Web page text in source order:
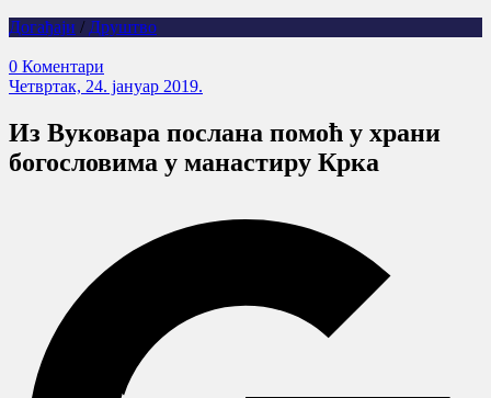
Догађаји / Друштво
0 Коментари
Четвртак, 24. јануар 2019.
Из Вуковара послана помоћ у храни
богословима у манастиру Крка